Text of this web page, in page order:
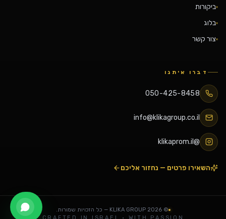
ביקורות
בלוג
צור קשר
דברו איתנו
050-425-8458
info@klikagroup.co.il
@klikaprom.il
השאירו פרטים — נחזור אליכם
©
2026 KLIKA GROUP — כל הזכויות שמורות.